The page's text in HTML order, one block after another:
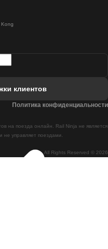
- Мадрид
- Брага
Лиссабон All Rights Reserved © 2026
на поезда онлайн. Rail Ninja не является
управляет поездами.
клиентов
Политика конфиденциальности